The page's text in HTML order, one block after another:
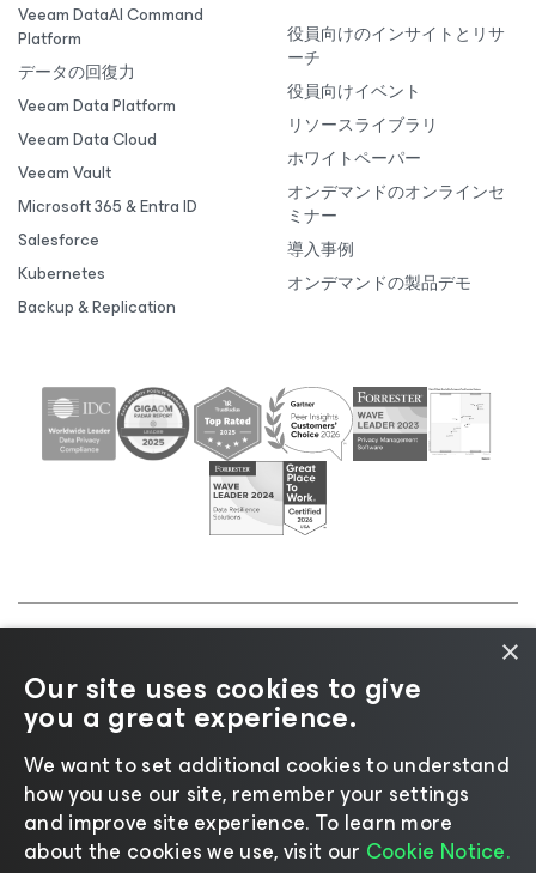
Veeam DataAI Command
Platform
データの回復力
Veeam Data Platform
Veeam Data Cloud
Veeam Vault
Microsoft 365 & Entra ID
Salesforce
Kubernetes
Backup & Replication
役員向けのインサイトとリサ
ーチ
役員向けイベント
リソースライブラリ
ホワイトペーパー
オンデマンドのオンラインセ
ミナー
導入事例
オンデマンドの製品デモ
プライバシーに関する通
知|Cookieに関する通知|リーガル| ライセンスポリ
シー| サプライヤーリソース
言語の変更
×
Our site uses cookies to give
you a great experience.
We want to set additional cookies to understand
how you use our site, remember your settings
and improve site experience. ​To learn more
about the cookies we use, visit our Cookie Notice.